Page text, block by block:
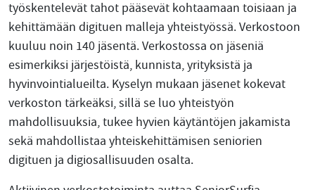
työskentelevät tahot pääsevät kohtaamaan toisiaan ja
kehittämään digituen malleja yhteistyössä. Verkostoon
kuuluu noin 140 jäsentä. Verkostossa on jäseniä
esimerkiksi järjestöistä, kunnista, yrityksistä ja
hyvinvointialueilta. Kyselyn mukaan jäsenet kokevat
verkoston tärkeäksi, sillä se luo yhteistyön
mahdollisuuksia, tukee hyvien käytäntöjen jakamista
sekä mahdollistaa yhteiskehittämisen seniorien
digituen ja digiosallisuuden osalta.